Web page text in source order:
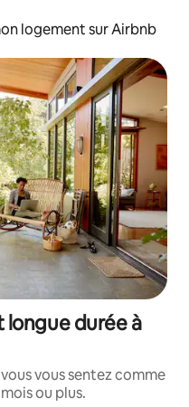
logement sur Airbnb
longue durée à
vous sentez comme
ou plus.